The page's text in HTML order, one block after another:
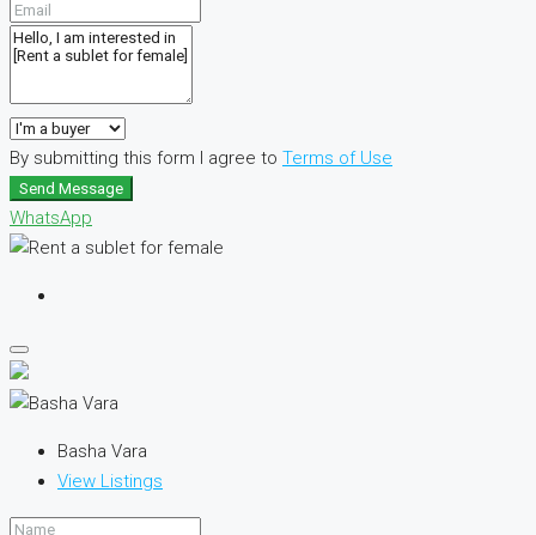
By submitting this form I agree to Terms of Use
Send Message
WhatsApp
Basha Vara
View Listings